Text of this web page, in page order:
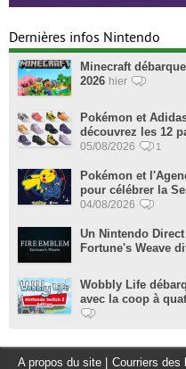
Dernières infos Nintendo
Minecraft
2026 hier
Pokémon et
découvrez les 12
05/08/2026 1
Pokémon et
pour célébrer la
04/08/2026
Un Nintendo
Fortune's Weave
Wobbly Life
avec la coop à
A propos du site Courriers des